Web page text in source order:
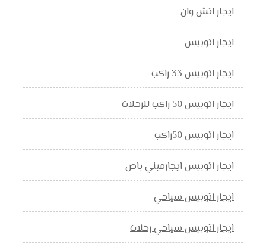
ايجار اتش وان
ايجار اتوبيس
ايجار اتوبيس 33 راكب
ايجار اتوبيس 50 راكب للرحلات
ايجار اتوبيس 50راكب
ايجار اتوبيس ايجارميني باص
ايجار اتوبيس سياحي
ايجار اتوبيس سياحي رحلات